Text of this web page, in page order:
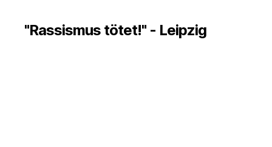
"Rassismus tötet!" - Leipzig